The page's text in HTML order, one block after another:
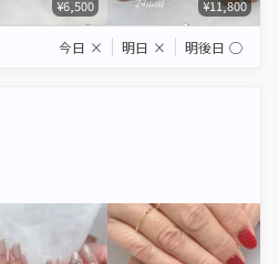
¥6,500 ¥11,800
今日 × 明日 × 明後日 ◯